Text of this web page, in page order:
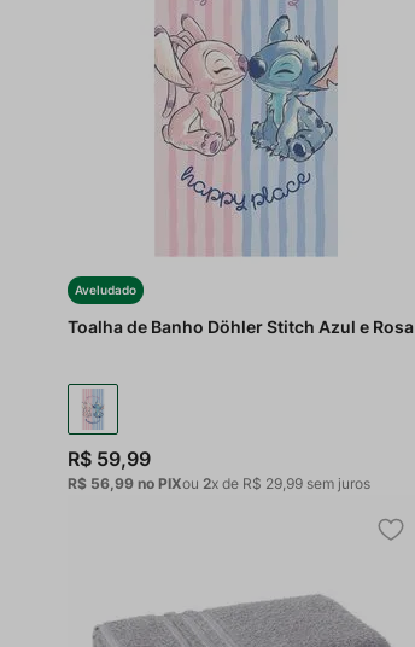
Aveludado
Toalha de Banho Döhler Stitch Azul e Rosa
R$ 59,99
R$ 56,99 no PIXou 2x de R$ 29,99 sem juros